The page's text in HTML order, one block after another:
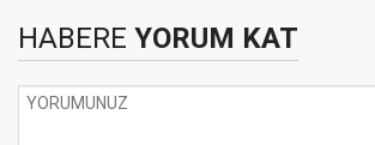
HABERE YORUM KAT